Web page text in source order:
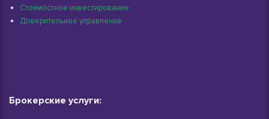
Стоимостное инвестирование
Доверительное управление
Брокерские услуги: